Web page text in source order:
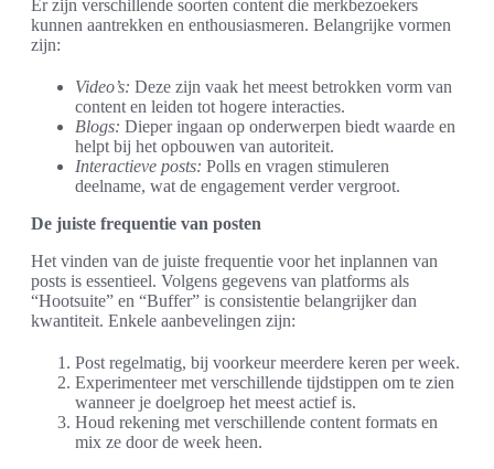
Er zijn verschillende soorten content die merkbezoekers
kunnen aantrekken en enthousiasmeren. Belangrijke vormen
zijn:
Video’s: Deze zijn vaak het meest betrokken vorm van
content en leiden tot hogere interacties.
Blogs: Dieper ingaan op onderwerpen biedt waarde en
helpt bij het opbouwen van autoriteit.
Interactieve posts: Polls en vragen stimuleren
deelname, wat de engagement verder vergroot.
De juiste frequentie van posten
Het vinden van de juiste frequentie voor het inplannen van
posts is essentieel. Volgens gegevens van platforms als
“Hootsuite” en “Buffer” is consistentie belangrijker dan
kwantiteit. Enkele aanbevelingen zijn:
Post regelmatig, bij voorkeur meerdere keren per week.
Experimenteer met verschillende tijdstippen om te zien
wanneer je doelgroep het meest actief is.
Houd rekening met verschillende content formats en
mix ze door de week heen.